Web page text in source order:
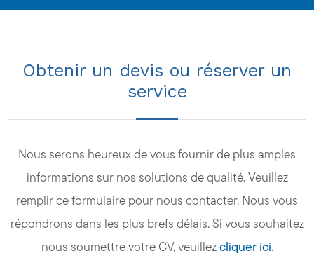
Obtenir un devis ou réserver un
service
Nous serons heureux de vous fournir de plus amples
informations sur nos solutions de qualité. Veuillez
remplir ce formulaire pour nous contacter. Nous vous
répondrons dans les plus brefs délais. Si vous souhaitez
nous soumettre votre CV, veuillezcliquer ici.